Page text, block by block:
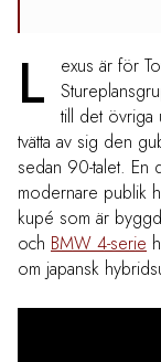
L
exus är för
till det övriga
tvätta av sig den
sedan 90-talet. En
modernare publik
kupé som är
och BMW 4-serie
om japansk